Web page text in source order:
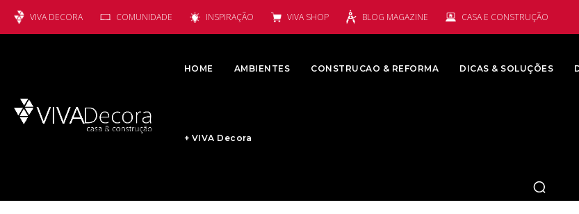
VIVA DECORA COMUNIDADE INSPIRAÇÃO VIVA SHOP BLOG MAGAZINE CASA E CONSTRUÇÃO
HOME AMBIENTES CONSTRUCAO & REFORMA DICAS & SOLUÇÕES
+ VIVA Decora